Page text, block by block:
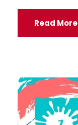
Read More